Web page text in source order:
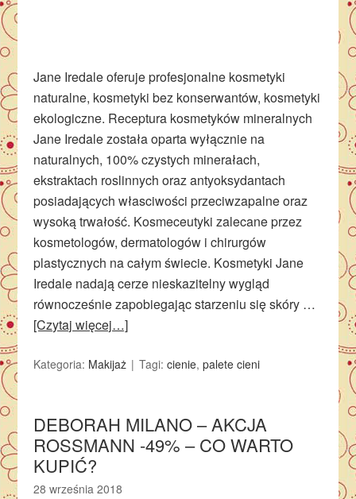
Jane Iredale oferuje profesjonalne kosmetyki
naturalne, kosmetyki bez konserwantów, kosmetyki
ekologiczne. Receptura kosmetyków mineralnych
Jane Iredale została oparta wyłącznie na
naturalnych, 100% czystych minerałach,
ekstraktach roslinnych oraz antyoksydantach
posiadających własciwości przeciwzapalne oraz
wysoką trwałość. Kosmeceutyki zalecane przez
kosmetologów, dermatologów i chirurgów
plastycznych na całym świecie. Kosmetyki Jane
Iredale nadają cerze nieskazitelny wygląd
równocześnie zapobiegając starzeniu się skóry …
[Czytaj więcej…]
Kategoria: Makijaż Tagi:cienie,palete cieni
DEBORAH MILANO – AKCJA
ROSSMANN -49% – CO WARTO
KUPIĆ?
28 września 2018